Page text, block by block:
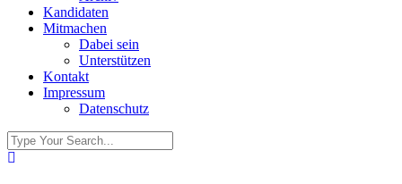
Kandidaten
Mitmachen
Dabei sein
Unterstützen
Kontakt
Impressum
Datenschutz